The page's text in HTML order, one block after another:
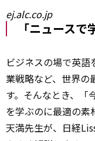
ej.alc.co.jp
「ニュース
ビジネスの場で英
業戦略など、世界の
す。そんなとき、「
を学ぶのに最適の素
天満先生が、日経